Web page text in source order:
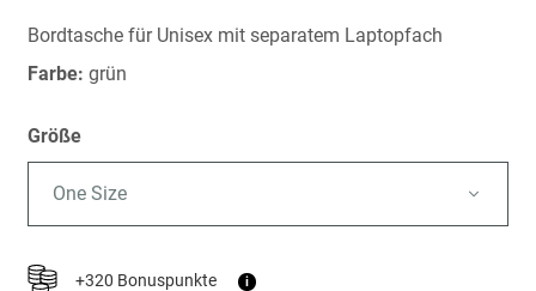
springen
Bordtasche für Unisex mit separatem Laptopfach
Farbe: grün
Größe
One Size
+320 Bonuspunkte i